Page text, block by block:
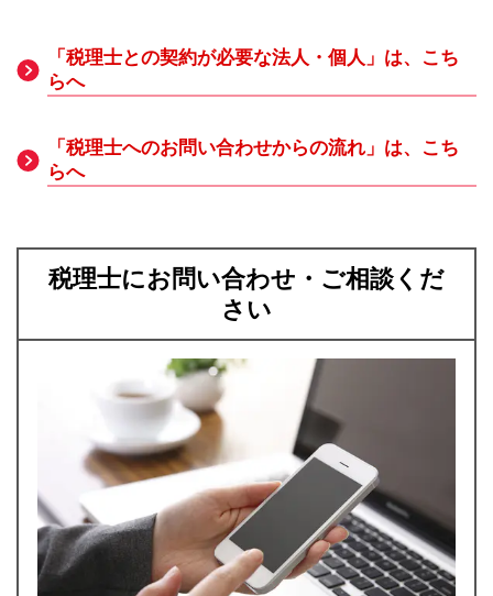
「税理士との契約が必要な法人・個人」は、こち
らへ
「税理士へのお問い合わせからの流れ」は、こち
らへ
税理士にお問い合わせ・ご相談くだ
さい